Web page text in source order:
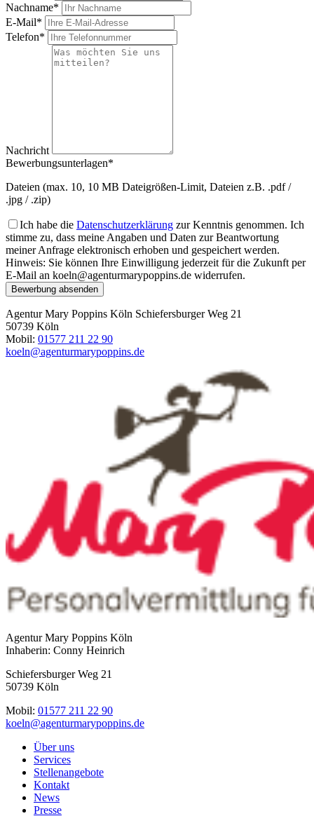
Nachname*
E-Mail*
Telefon*
Nachricht
Bewerbungsunterlagen*
Dateien (max. 10, 10 MB Dateigrößen-Limit, Dateien z.B. .pdf /
.jpg / .zip)
Ich habe die Datenschutzerklärung zur Kenntnis genommen. Ich
stimme zu, dass meine Angaben und Daten zur Beantwortung
meiner Anfrage elektronisch erhoben und gespeichert werden.
Hinweis: Sie können Ihre Einwilligung jederzeit für die Zukunft per
E-Mail an koeln@agenturmarypoppins.de widerrufen.
Bewerbung absenden
Agentur Mary Poppins Köln Schiefersburger Weg 21
50739 Köln
Mobil: 01577 211 22 90
koeln@agenturmarypoppins.de
Agentur Mary Poppins Köln
Inhaberin: Conny Heinrich
Schiefersburger Weg 21
50739 Köln
Mobil: 01577 211 22 90
koeln@agenturmarypoppins.de
Über uns
Services
Stellenangebote
Kontakt
News
Presse